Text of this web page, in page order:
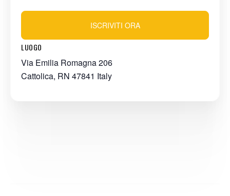
LUOGO
Via Emilia Romagna 206
Cattolica, RN 47841 Italy
ISCRIVITI ORA